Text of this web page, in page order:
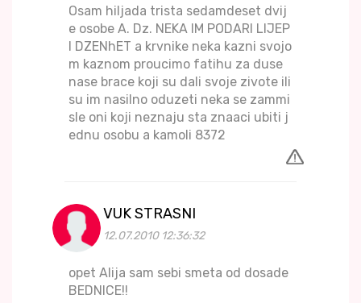
Osam hiljada trista sedamdeset dvij
e osobe A. Dz. NEKA IM PODARI LIJEP
I DZENhET a krvnike neka kazni svojo
m kaznom proucimo fatihu za duse
nase brace koji su dali svoje zivote ili
su im nasilno oduzeti neka se zammi
sle oni koji neznaju sta znaaci ubiti j
ednu osobu a kamoli 8372
VUK STRASNI
12.07.2010 12:36:32
opet Alija sam sebi smeta od dosade
BEDNICE!!